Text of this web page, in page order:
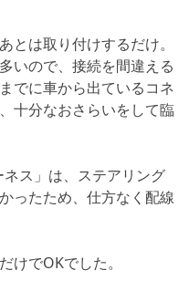
とは取り付けするだけ。
いので、接続を間違える
でに車から出ているコネ
十分なおさらいをして臨
ス」は、ステアリング
ったため、仕方なく配線
けでOKでした。